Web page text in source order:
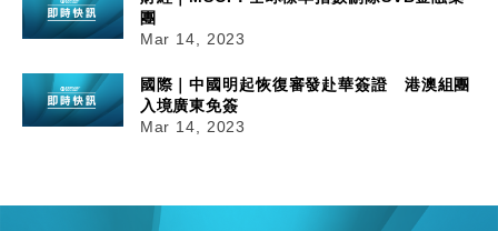
團
Mar 14, 2023
國際｜中國明起恢復審發赴華簽證 港澳組團
入境廣東免簽
Mar 14, 2023